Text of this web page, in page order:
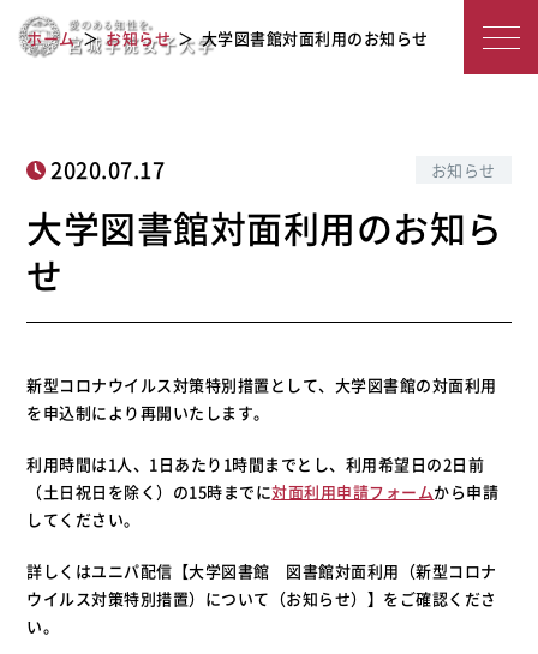
宮
女
大
大学図書館対面利用のお知らせ
ホーム お知らせ 大学図書館対面利用のお知らせ
2020.07.17 お知らせ
大学図書館対面利用のお知ら
せ
新型コロナウイルス対策特別措置として、大学図書館の対面利用
を申込制により再開いたします。
利用時間は1人、1日あたり1時間までとし、利用希望日の2日前
（土日祝日を除く）の15時までに対面利用申請フォームから申請
してください。
詳しくはユニパ配信【大学図書館 図書館対面利用（新型コロナ
ウイルス対策特別措置）について（お知らせ）】をご確認くださ
い。